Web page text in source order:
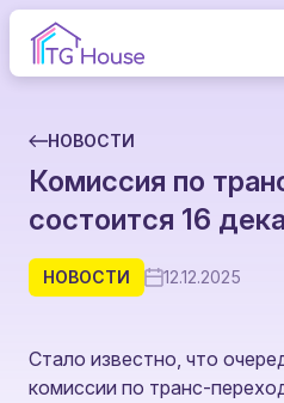
НОВОСТИ
Комиссия по
состоится 16
НОВОСТИ 12.12.2025
Стало известно, что
комиссии по транс-